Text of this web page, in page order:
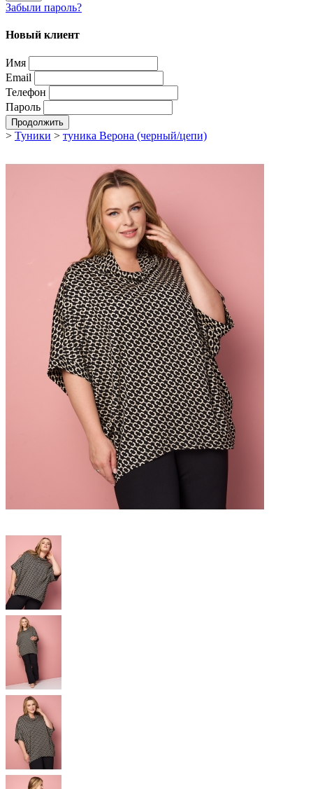
Забыли пароль?
Новый клиент
Имя
Email
Телефон
Пароль
Продолжить
> Туники > туника Верона (черный/цепи)